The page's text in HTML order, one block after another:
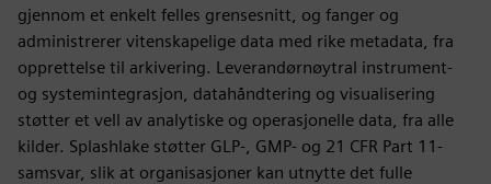
gjennom et enkelt felles grensesnitt, og fanger og
administrerer vitenskapelige data med rike metadata, fra
opprettelse til arkivering. Leverandørnøytral instrument-
og systemintegrasjon, datahåndtering og visualisering
støtter et vell av analytiske og operasjonelle data, fra alle
kilder. Splashlake støtter GLP-, GMP- og 21 CFR Part 11-
samsvar, slik at organisasjoner kan utnytte det fulle